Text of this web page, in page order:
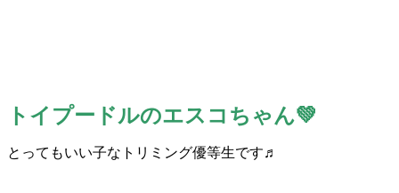
トイプードルのエスコちゃん💚
とってもいい子なトリミング優等生です♬